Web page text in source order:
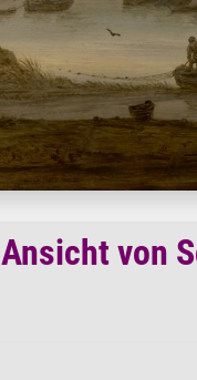
Ansicht von